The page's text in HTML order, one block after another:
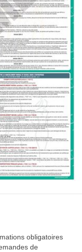
obligatoires
de